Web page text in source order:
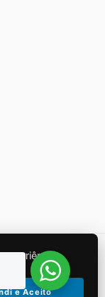
. Todos os direitos
e Aceito